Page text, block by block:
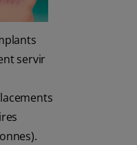
servir